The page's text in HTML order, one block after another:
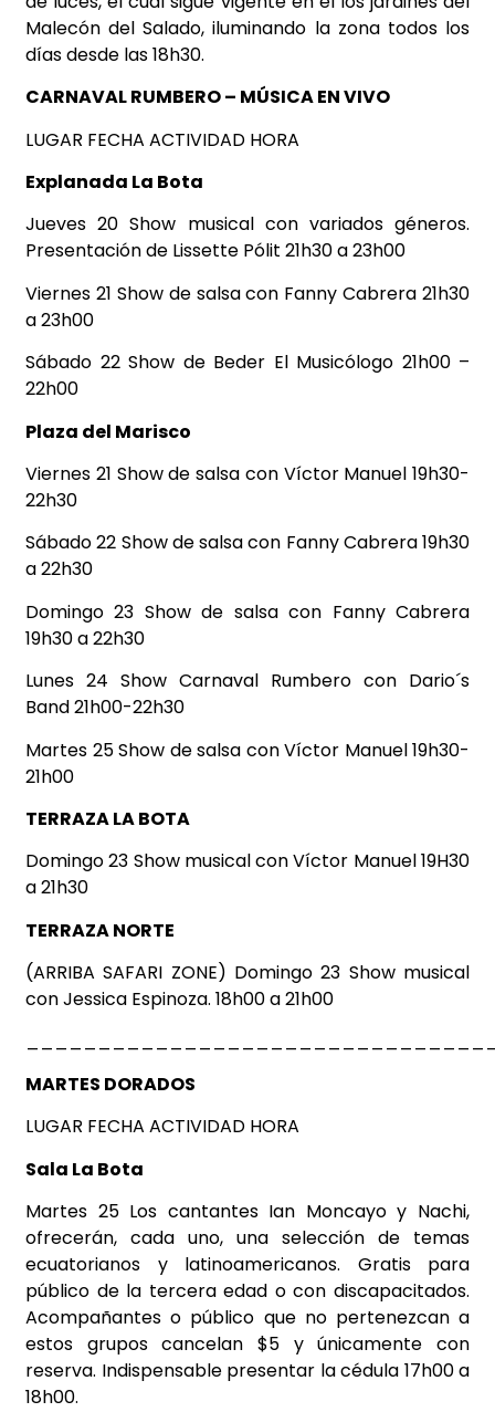
Malecón del Salado, iluminando la zona todos los
días desde las 18h30.
CARNAVAL RUMBERO – MÚSICA EN VIVO
LUGAR FECHA ACTIVIDAD HORA
Explanada La Bota
Jueves 20 Show musical con variados géneros.
Presentación de Lissette Pólit 21h30 a 23h00
Viernes 21 Show de salsa con Fanny Cabrera 21h30
a 23h00
Sábado 22 Show de Beder El Musicólogo 21h00 –
22h00
Plaza del Marisco
Viernes 21 Show de salsa con Víctor Manuel 19h30-
22h30
Sábado 22 Show de salsa con Fanny Cabrera 19h30
a 22h30
Domingo 23 Show de salsa con Fanny Cabrera
19h30 a 22h30
Lunes 24 Show Carnaval Rumbero con Dario´s
Band 21h00-22h30
Martes 25 Show de salsa con Víctor Manuel 19h30-
21h00
TERRAZA LA BOTA
Domingo 23 Show musical con Víctor Manuel 19H30
a 21h30
TERRAZA NORTE
(ARRIBA SAFARI ZONE) Domingo 23 Show musical
con Jessica Espinoza. 18h00 a 21h00
MARTES DORADOS
LUGAR FECHA ACTIVIDAD HORA
Sala La Bota
Martes 25 Los cantantes Ian Moncayo y Nachi,
ofrecerán, cada uno, una selección de temas
ecuatorianos y latinoamericanos. Gratis para
público de la tercera edad o con discapacitados.
Acompañantes o público que no pertenezcan a
estos grupos cancelan $5 y únicamente con
reserva. Indispensable presentar la cédula 17h00 a
18h00.